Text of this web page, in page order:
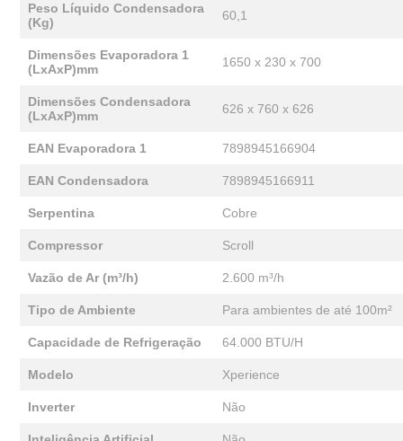
Peso Líquido Condensadora
(Kg)
60,1
Dimensões Evaporadora 1
(LxAxP)mm
1650 x 230 x 700
Dimensões Condensadora
(LxAxP)mm
626 x 760 x 626
EAN Evaporadora 1 7898945166904
EAN Condensadora 7898945166911
Serpentina Cobre
Compressor Scroll
Vazão de Ar (m³/h) 2.600 m³/h
Tipo de Ambiente Para ambientes de até 100m²
Capacidade de Refrigeração 64.000 BTU/H
Modelo Xperience
Inverter Não